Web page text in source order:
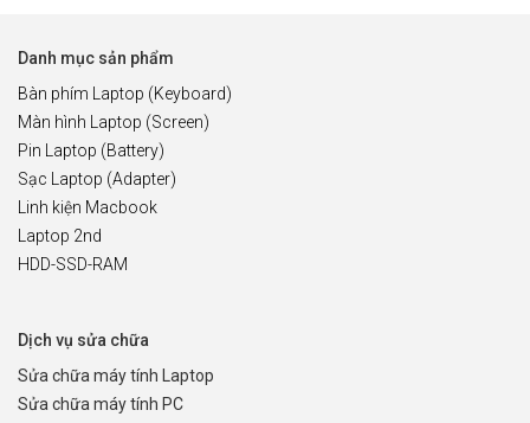
Danh mục sản phẩm
Bàn phím Laptop (Keyboard)
Màn hình Laptop (Screen)
Pin Laptop (Battery)
Sạc Laptop (Adapter)
Linh kiện Macbook
Laptop 2nd
HDD-SSD-RAM
Dịch vụ sửa chữa
Sửa chữa máy tính Laptop
Sửa chữa máy tính PC